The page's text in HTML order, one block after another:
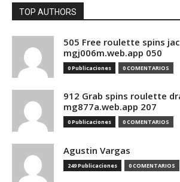
TOP AUTHORS
505 Free roulette spins
mgj006m.web.app 050
0 Publicaciones 0 COMENTARIOS
912 Grab spins roulette
mg877a.web.app 207
0 Publicaciones 0 COMENTARIOS
Agustin Vargas
249 Publicaciones 0 COMENTARIOS